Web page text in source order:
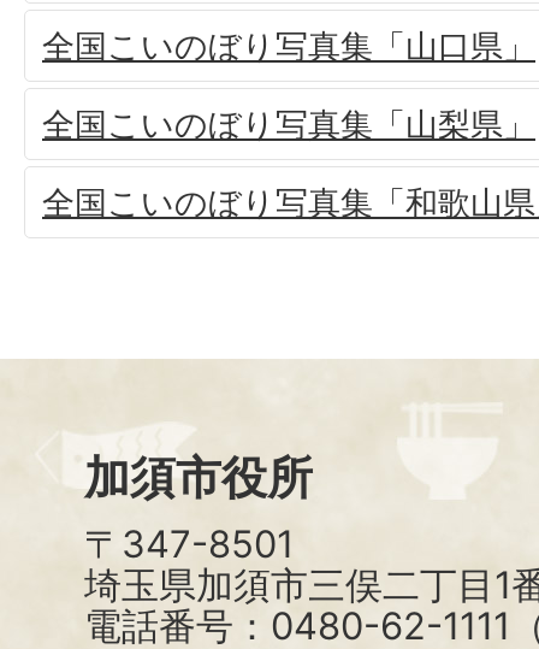
全国こいのぼり写真集「山口県」
全国こいのぼり写真集「山梨県」
全国こいのぼり写真集「和歌山
加須市役所
〒347-8501
埼玉県加須市三俣二丁目1
電話番号：0480-62-1111